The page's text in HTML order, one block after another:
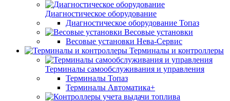
Диагностическое оборудование
Диагностическое оборудование Топаз
Весовые установки
Весовые установки Нева-Сервис
Терминалы и контроллеры
Терминалы самообслуживания и управления
Терминалы Топаз
Терминалы Автоматика+